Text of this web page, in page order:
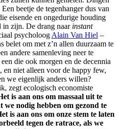
beetje de tegenhanger dus van
eisende en ongedurige houding
in zijn. De drang naar instant
psycholoog Alain Van Hiel –
belet om met z’n allen duurzaam te
andere samenleving neer te
die ook morgen en de decennia
niet alleen voor de happy few,
we eigenlijk anders willen?
zegt ecologisch economiste
is aan ons om massaal uit te
nodig hebben om gezond te
is aan ons om onze stem te laten
tegen de ratrace, als we